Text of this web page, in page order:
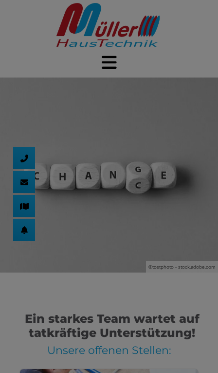
©tostphoto - stock.adobe.com
Ein starkes Team wartet auf
tatkräftige Unterstützung!
Unsere offenen Stellen: